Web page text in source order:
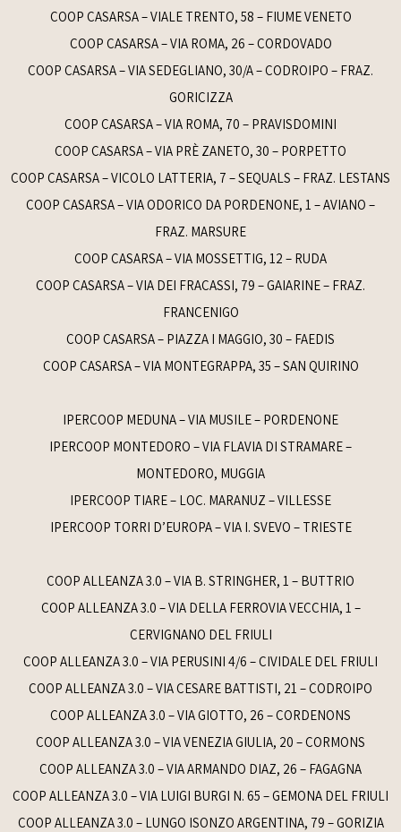
COOP CASARSA – VIALE TRENTO, 58 – FIUME VENETO
COOP CASARSA – VIA ROMA, 26 – CORDOVADO
COOP CASARSA – VIA SEDEGLIANO, 30/A – CODROIPO – FRAZ.
GORICIZZA
COOP CASARSA – VIA ROMA, 70 – PRAVISDOMINI
COOP CASARSA – VIA PRÈ ZANETO, 30 – PORPETTO
COOP CASARSA – VICOLO LATTERIA, 7 – SEQUALS – FRAZ. LESTANS
COOP CASARSA – VIA ODORICO DA PORDENONE, 1 – AVIANO –
FRAZ. MARSURE
COOP CASARSA – VIA MOSSETTIG, 12 – RUDA
COOP CASARSA – VIA DEI FRACASSI, 79 – GAIARINE – FRAZ.
FRANCENIGO
COOP CASARSA – PIAZZA I MAGGIO, 30 – FAEDIS
COOP CASARSA – VIA MONTEGRAPPA, 35 – SAN QUIRINO
IPERCOOP MEDUNA – VIA MUSILE – PORDENONE
IPERCOOP MONTEDORO – VIA FLAVIA DI STRAMARE –
MONTEDORO, MUGGIA
IPERCOOP TIARE – LOC. MARANUZ – VILLESSE
IPERCOOP TORRI D’EUROPA – VIA I. SVEVO – TRIESTE
COOP ALLEANZA 3.0 – VIA B. STRINGHER, 1 – BUTTRIO
COOP ALLEANZA 3.0 – VIA DELLA FERROVIA VECCHIA, 1 –
CERVIGNANO DEL FRIULI
COOP ALLEANZA 3.0 – VIA PERUSINI 4/6 – CIVIDALE DEL FRIULI
COOP ALLEANZA 3.0 – VIA CESARE BATTISTI, 21 – CODROIPO
COOP ALLEANZA 3.0 – VIA GIOTTO, 26 – CORDENONS
COOP ALLEANZA 3.0 – VIA VENEZIA GIULIA, 20 – CORMONS
COOP ALLEANZA 3.0 – VIA ARMANDO DIAZ, 26 – FAGAGNA
COOP ALLEANZA 3.0 – VIA LUIGI BURGI N. 65 – GEMONA DEL FRIULI
COOP ALLEANZA 3.0 – LUNGO ISONZO ARGENTINA, 79 – GORIZIA